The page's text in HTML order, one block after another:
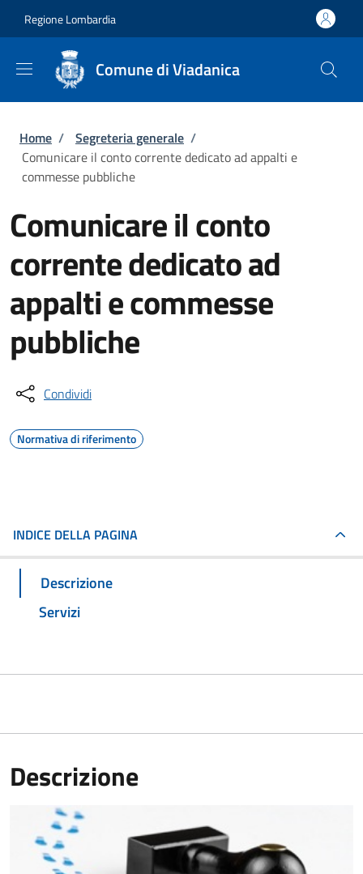
Regione Lombardia
Comune di Viadanica
Briciole di pane
Home / Segreteria generale /
Comunicare il conto corrente dedicato ad appalti e
commesse pubbliche
Comunicare il conto
corrente dedicato ad
appalti e commesse
pubbliche
Condividi
Normativa di riferimento
INDICE DELLA PAGINA
Descrizione
Servizi
Descrizione